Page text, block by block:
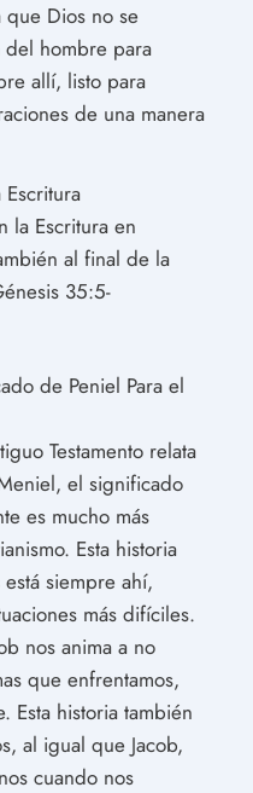
Dios no se
del hombre para
allí, listo para
de una manera
la Escritura en
al final de la
35:5-
de Peniel Para el
Testamento relata
el significado
es mucho más
Esta historia
siempre ahí,
más difíciles.
nos anima a no
que enfrentamos,
Esta historia también
al igual que Jacob,
cuando nos